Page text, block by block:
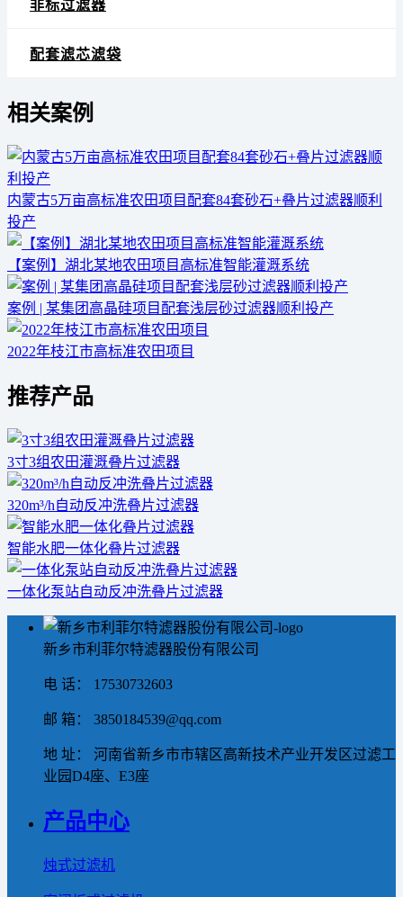
非标过滤器
配套滤芯滤袋
相关案例
内蒙古5万亩高标准农田项目配套84套砂石+叠片过滤器顺利
投产
【案例】湖北某地农田项目高标准智能灌溉系统
案例 | 某集团高晶硅项目配套浅层砂过滤器顺利投产
2022年枝江市高标准农田项目
推荐产品
3寸3组农田灌溉叠片过滤器
320m³/h自动反冲洗叠片过滤器
智能水肥一体化叠片过滤器
一体化泵站自动反冲洗叠片过滤器
新乡市利菲尔特滤器股份有限公司
电 话： 17530732603
邮 箱： 3850184539@qq.com
地 址： 河南省新乡市市辖区高新技术产业开发区过滤工
业园D4座、E3座
产品中心
烛式过滤机